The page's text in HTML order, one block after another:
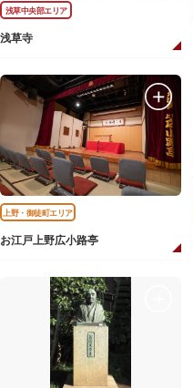
浅草中央部エリア
浅草寺
上野・御徒町エリア
お江戸上野広小路亭